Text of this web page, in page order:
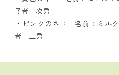
子者 次男
・ピンクのネコ 名前：ミル
者 三男